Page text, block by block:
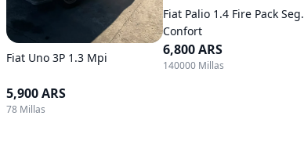
Fiat Uno 3P 1.3 Mpi
5,900 ARS
78 Millas
Fiat Palio 1.4 Fire Pack Seg.
Confort
6,800 ARS
140000 Millas